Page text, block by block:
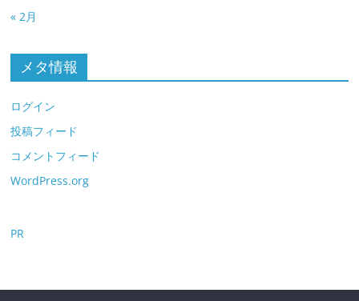
« 2月
メタ情報
ログイン
投稿フィード
コメントフィード
WordPress.org
PR